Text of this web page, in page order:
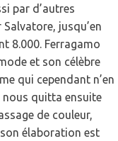
par d’autres
jusqu’en
8.000. Ferragamo
et son célèbre
qui cependant n’en
nous quitta ensuite
de couleur,
élaboration est